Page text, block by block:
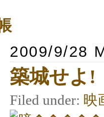
2009/9/28
築城せよ!
Filed under: 映